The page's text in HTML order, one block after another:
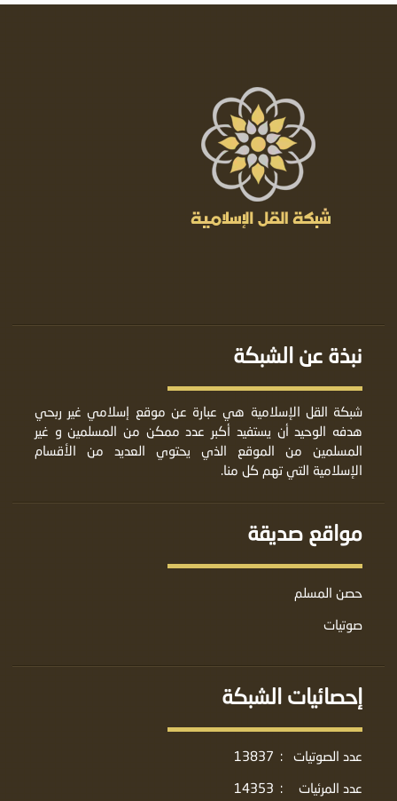
نبذة عن الشبكة
شبكة القل الإسلامية هي عبارة عن موقع إسلامي غير ربحي
هدفه الوحيد أن يستفيد أكبر عدد ممكن من المسلمين و غير
المسلمين من الموقع الذي يحتوي العديد من الأقسام
الإسلامية التي تهم كل منا.
مواقع صديقة
حصن المسلم
صوتيات
إحصائيات الشبكة
عدد الصوتيات :
13837
عدد المرئيات
:
14353